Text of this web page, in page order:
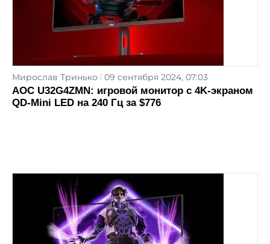
Мирослав Тринько 09 сентября 2024, 07:03
AOC U32G4ZMN: игровой монитор с 4K-экраном
QD-Mini LED на 240 Гц за $776